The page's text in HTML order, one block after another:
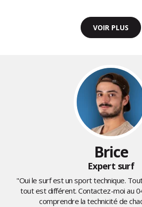
VOIR PLUS
Brice
Expert surf
"Oui le surf est un sport technique.
tout est différent. Contactez-moi au
comprendre la technicité de